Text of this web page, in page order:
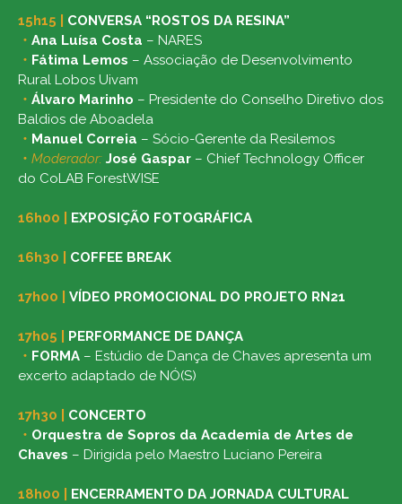
15h15
CONVERSA “ROSTOS DA RESINA”
・ Ana Luísa Costa – NARES
・ Fátima Lemos – Associação de Desenvolvimento
Rural Lobos Uivam
・ Álvaro Marinho – Presidente do Conselho Diretivo dos
Baldios de Aboadela
・ Manuel Correia – Sócio-Gerente da Resilemos
・ Moderador: José Gaspar – Chief Technology Officer
do CoLAB ForestWISE
16h00 EXPOSIÇÃO FOTOGRÁFICA
16h30 COFFEE BREAK
17h00 VÍDEO PROMOCIONAL DO PROJETO RN21
17h05
PERFORMANCE DE DANÇA
・ FORMA – Estúdio de Dança de Chaves apresenta um
excerto adaptado de NÓ(S)
17h30
CONCERTO
・ Orquestra de Sopros da Academia de Artes de
Chaves – Dirigida pelo Maestro Luciano Pereira
18h00 ENCERRAMENTO DA JORNADA CULTURAL